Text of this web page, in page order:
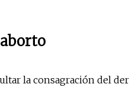
la consagración del